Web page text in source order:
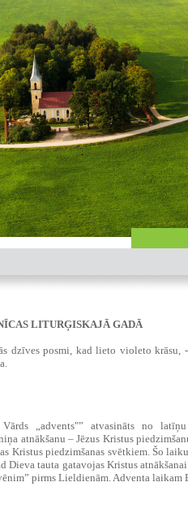
LITURĢISKAJĀ GADĀ
posmi, kad lieto violeto krāsu,
„advents"” atvasināts no
atnākšanu – Jēzus Kristus
Kristus piedzimšanas svētkiem. Šo
tauta gatavojas Kristus
pirms Lieldienām. Adventa laikam